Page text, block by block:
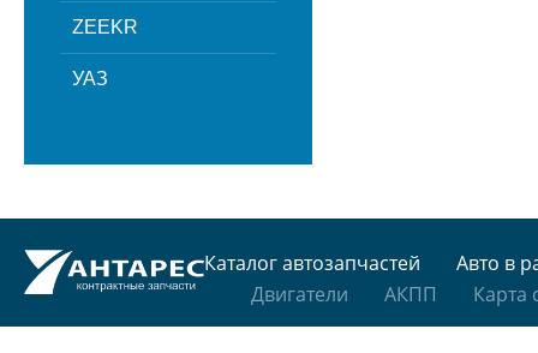
ZEEKR
УАЗ
Каталог автозапчастей
Авто в
Двигатели
АКПП Карта